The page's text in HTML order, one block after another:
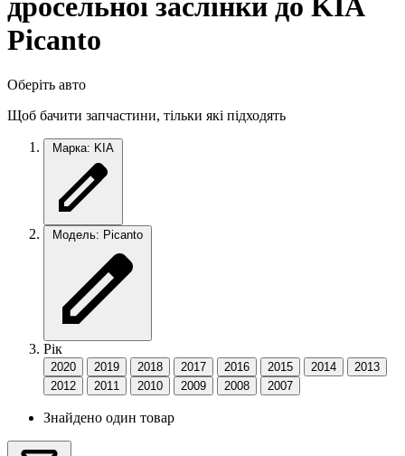
дросельної заслінки до KIA
Picanto
Оберіть авто
Щоб бачити запчастини, тільки які підходять
Марка: KIA
Модель: Picanto
Рік
2020 2019 2018 2017 2016 2015 2014
2013
2012
2011 2010 2009 2008 2007
Знайдено один товар